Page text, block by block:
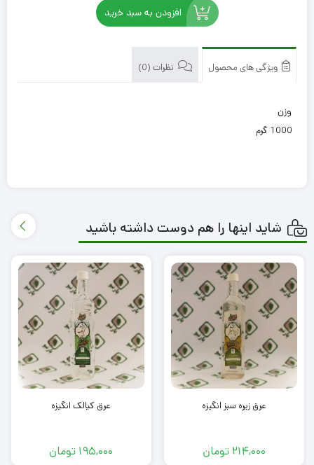
افزودن به سبد خرید
ویژگی های محصول نظرات (0)
وزن
1000 گرم
شاید اینها را هم دوست داشته باشید
عرق زیره سبز انگیزه
214,000 تومان
عرق کیالک انگیزه
195,000 تومان